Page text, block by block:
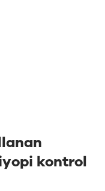
kontrol